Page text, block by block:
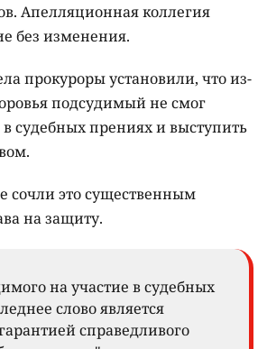
Апелляционная коллегия
без изменения.
прокуроры установили, что из-
подсудимый не смог
судебных прениях и выступить
сочли это существенным
на защиту.
на участие в судебных
слово является
справедливого